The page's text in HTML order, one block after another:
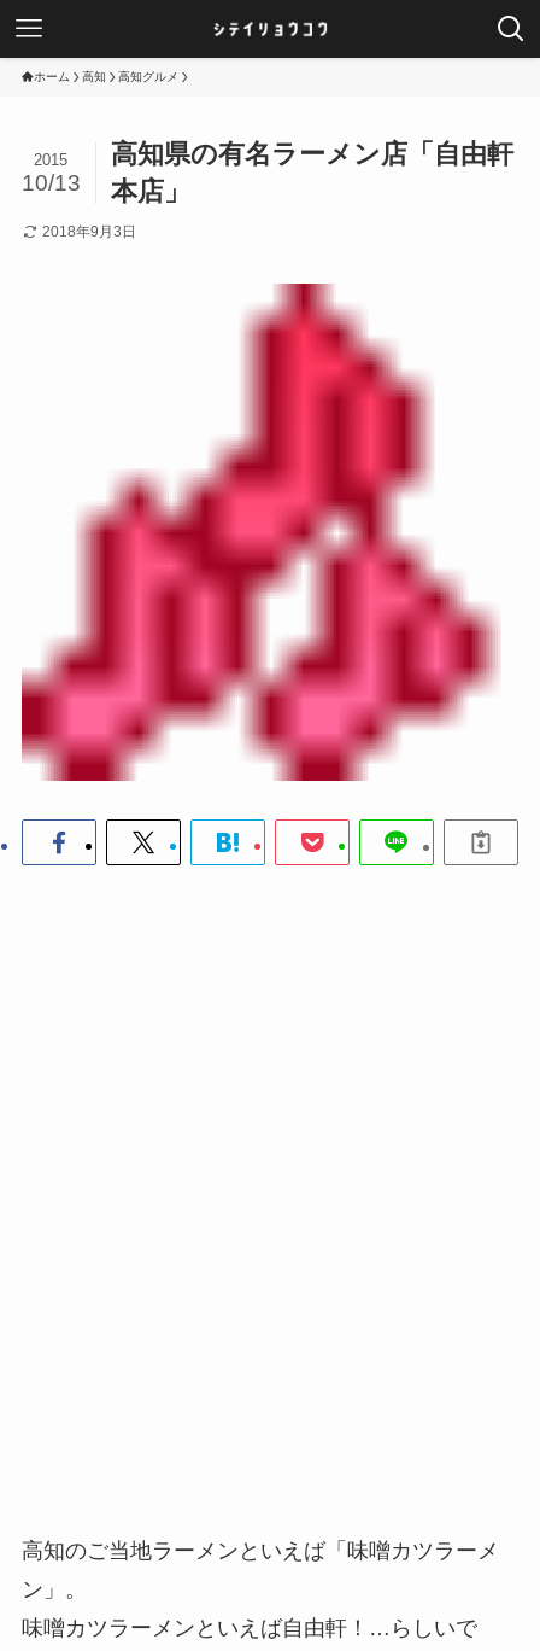
ホーム 高知 高知グルメ
高知県の有名ラーメン店「自由軒
本店」
2015
10/13
2018年9月3日
高知のご当地ラーメンといえば「味噌カツラーメ
ン」。
味噌カツラーメンといえば自由軒！…らしいで